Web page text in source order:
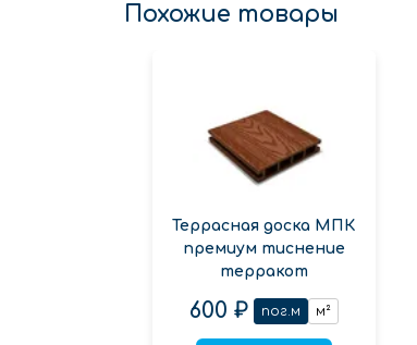
Похожие товары
Террасная доска МПК
премиум тиснение
терракот
600 ₽ пог.м м²